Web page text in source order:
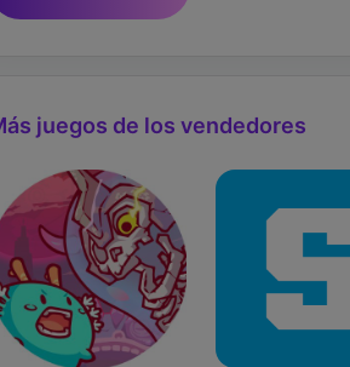
juegos de los vendedores